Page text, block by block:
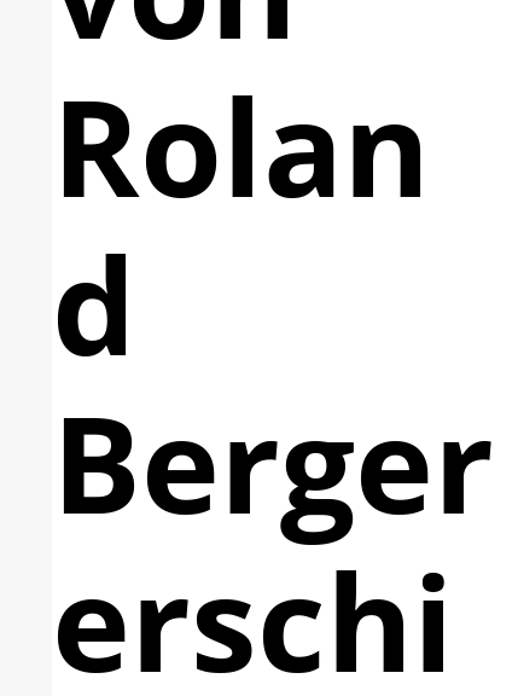
Rolan
d
Berger
erschi